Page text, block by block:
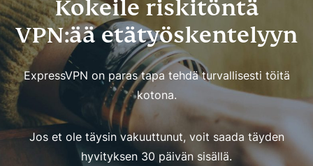
Kokeile riskitöntä
VPN:ää etätyöskentelyyn
ExpressVPN on paras tapa tehdä turvallisesti töitä
kotona.
Jos et ole täysin vakuuttunut, voit saada täyden
hyvityksen 30 päivän sisällä.